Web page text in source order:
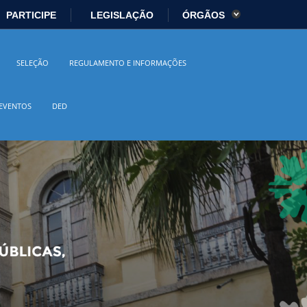
PARTICIPE LEGISLAÇÃO ÓRGÃOS
Ministério da Economia
Humanos Secretaria-Geral
Planalto
SELEÇÃO REGULAMENTO E INFORMAÇÕES
EVENTOS DED